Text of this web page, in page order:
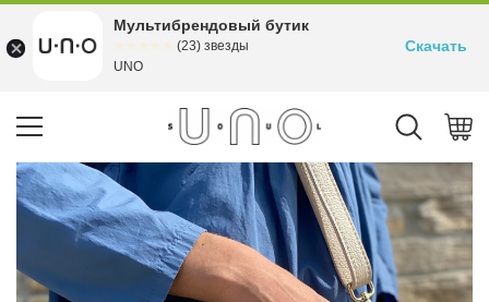
Мультибрендовый бутик
(23) звезды
UNO
Скачать